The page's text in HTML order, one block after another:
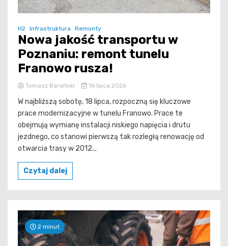
H2 Infrastruktura Remonty
Nowa jakość transportu w
Poznaniu: remont tunelu
Franowo rusza!
Tomasz Barański 16 lipca 2026
W najbliższą sobotę, 18 lipca, rozpoczną się kluczowe
prace modernizacyjne w tunelu Franowo. Prace te
obejmują wymianę instalacji niskiego napięcia i drutu
jezdnego, co stanowi pierwszą tak rozległą renowację od
otwarcia trasy w 2012...
Czytaj dalej
2 minut